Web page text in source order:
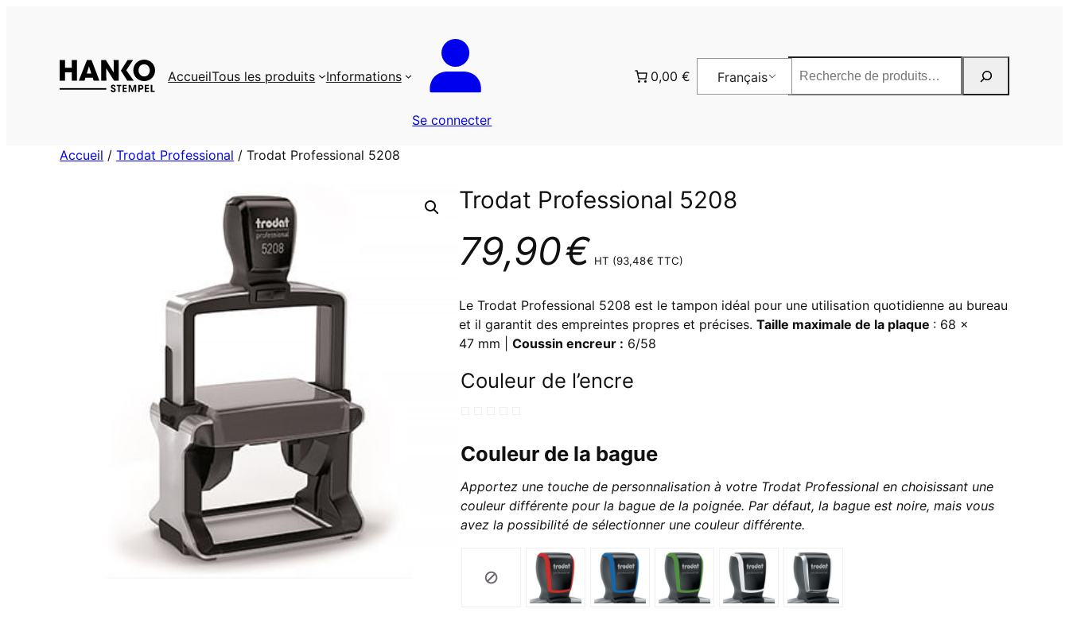
AccueilTous les produits Informations
Se connecter
0,00 € Français
Accueil /Trodat Professional / Trodat Professional 5208
Trodat Professional 5208
79,90€ HT (93,48€ TTC)
Le Trodat Professional 5208 est le tampon idéal pour une utilisation quotidienne au bureau
et il garantit des empreintes propres et précises. Taille maximale de la plaque : 68 x
47 mm | Coussin encreur : 6/58
Couleur de l’encre
Couleur de la bague
Apportez une touche de personnalisation à votre Trodat Professional en choisissant une
couleur différente pour la bague de la poignée. Par défaut, la bague est noire, mais vous
avez la possibilité de sélectionner une couleur différente.